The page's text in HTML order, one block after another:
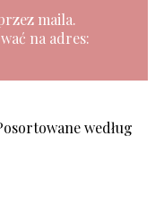
maila.
na adres:
według